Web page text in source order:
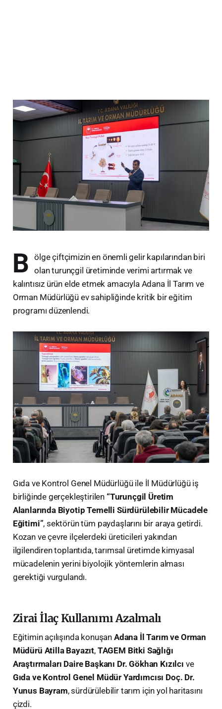
B
ölge çiftçimizin en önemli gelir kapılarından biri
olan turunçgil üretiminde verimi artırmak ve
kalıntısız ürün elde etmek amacıyla Adana İl Tarım ve
Orman Müdürlüğü ev sahipliğinde kritik bir eğitim
programı düzenlendi.
​Gıda ve Kontrol Genel Müdürlüğü ile İl Müdürlüğü iş
birliğinde gerçekleştirilen “Turunçgil Üretim
Alanlarında Biyotip Temelli Sürdürülebilir Mücadele
Eğitimi”, sektörün tüm paydaşlarını bir araya getirdi.
Kozan ve çevre ilçelerdeki üreticileri yakından
ilgilendiren toplantıda, tarımsal üretimde kimyasal
mücadelenin yerini biyolojik yöntemlerin alması
gerektiği vurgulandı.
​Zirai İlaç Kullanımı Azalmalı
​Eğitimin açılışında konuşan Adana İl Tarım ve Orman
Müdürü Atilla Bayazıt, TAGEM Bitki Sağlığı
Araştırmaları Daire Başkanı Dr. Gökhan Kızılcı ve
Gıda ve Kontrol Genel Müdür Yardımcısı Doç. Dr.
Yunus Bayram, sürdürülebilir tarım için yol haritasını
çizdi.